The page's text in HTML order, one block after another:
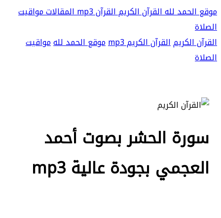
موقع الحمد للهالقرآن الكريمالقرآن mp3 المقالاتمواقيت
الصلاة
القرآن الكريمالقرآن الكريم mp3 موقع الحمد للهمواقيت
الصلاة
سورة الحشر بصوت أحمد
العجمي بجودة عالية mp3